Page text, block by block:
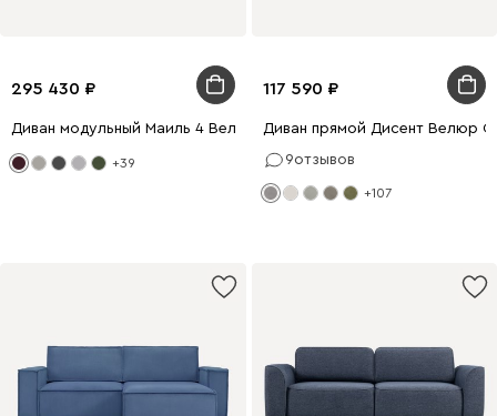
295 430
Диван модульный Маиль 4 Велюр Бордовый
+39
117 590
Диван прямой Дисент Велюр
9отзывов
+107